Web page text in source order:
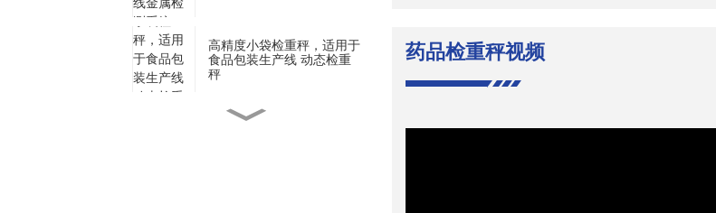
高精度小袋检重秤，适用于
食品包装生产线 动态检重
秤
药品检重秤视频